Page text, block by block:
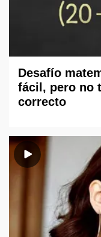
Desafío
fácil, pero no
correcto